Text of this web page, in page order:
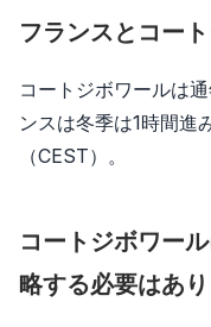
フランスとコー
コートジボワールは
ンスは冬季は1時間進
（CEST）。
コートジボワー
略する必要はあ